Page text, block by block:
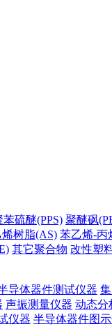
苯硫醚(PPS) 聚醚砜
树脂(AS) 苯乙烯-丙
其它聚合物 改性塑
导体器件测试仪器
声振测量仪器 动态分
仪器 半导体器件图